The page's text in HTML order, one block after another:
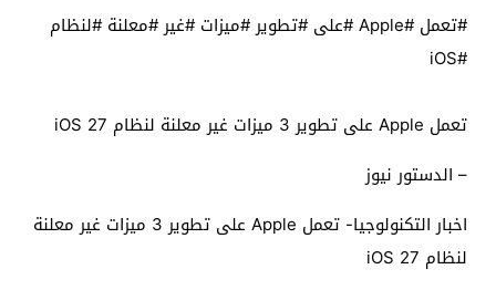
#تعمل #Apple #على #تطوير #ميزات #غير #معلنة #لنظام
#iOS
تعمل Apple على تطوير 3 ميزات غير معلنة لنظام iOS 27
– الدستور نيوز
اخبار التكنولوجيا- تعمل Apple على تطوير 3 ميزات غير معلنة
لنظام iOS 27